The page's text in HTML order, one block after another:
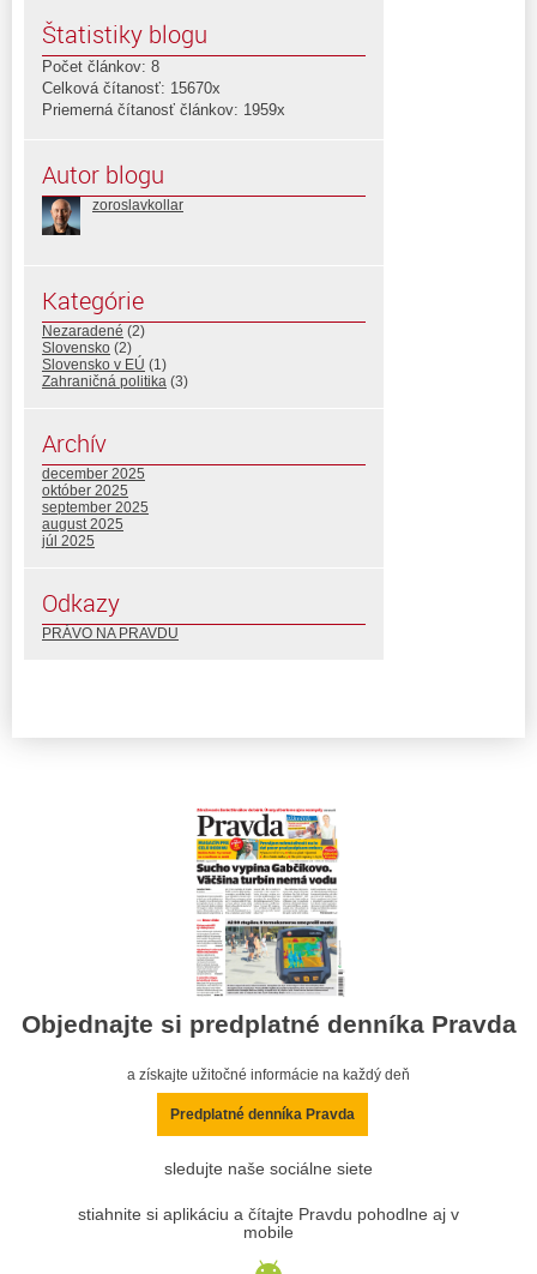
Štatistiky blogu
Počet článkov: 8
Celková čítanosť: 15670x
Priemerná čítanosť článkov: 1959x
Autor blogu
zoroslavkollar
Kategórie
Nezaradené (2)
Slovensko (2)
Slovensko v EÚ (1)
Zahraničná politika (3)
Archív
december 2025
október 2025
september 2025
august 2025
júl 2025
Odkazy
PRÁVO NA PRAVDU
Objednajte si predplatné denníka Pravda
a získajte užitočné informácie na každý deň
Predplatné denníka Pravda
sledujte naše sociálne siete
stiahnite si aplikáciu a čítajte Pravdu pohodlne aj v
mobile